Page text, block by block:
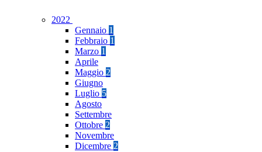
2022
Gennaio 1
Febbraio 1
Marzo 1
Aprile
Maggio 2
Giugno
Luglio 5
Agosto
Settembre
Ottobre 2
Novembre
Dicembre 2